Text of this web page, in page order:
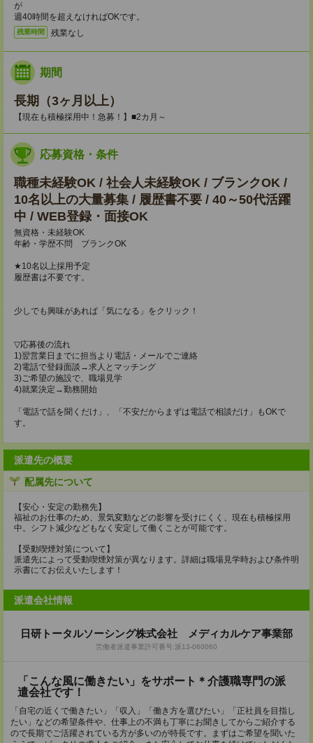
が
週40時間を超えなければOKです。
残業時間 残業なし
期間
長期（3ヶ月以上）
【現在も積極採用中！急募！】■2カ月～
応募資格・条件
職種未経験OK / 社会人未経験OK / ブランクOK /
10名以上の大量募集 / 履歴書不要 / 40～50代活躍
中 / WEB登録・面接OK
無資格・未経験OK
年齢・学歴不問 ブランクOK
★10名以上採用予定
履歴書は不要です。
少しでも興味があれば「気になる」をクリック！
▽応募後の流れ
1)翌営業日までに担当より電話・メールでご連絡
2)電話で登録面談→求人とマッチング
3)ご希望の施設で、職場見学
4)就業決定→勤務開始
「電話で話を聞くだけ」、「不安だからまずは電話で相談だけ」もOKで
す。
派遣先の概要
配属先について
【安心・安定の勤務先】
福祉のお仕事のため、景気変動などの影響を受けにくく、現在も積極採用
中。シフト減少などもなく安定して働くことが可能です。
【受動喫煙対策について】
派遣先によって受動喫煙対策が異なります。詳細は職場見学時および条件明
示書にてお伝えいたします！
派遣会社情報
日研トータルソーシング株式会社 メディカルケア事業部
労働者派遣事業許可番号:派13-060060
「こんな風に働きたい」をサポート＊介護職専門の派
遣会社です！
「自宅の近くで働きたい」「収入」「働き方を選びたい」「正社員を目指し
たい」などの希望条件や、仕事上の不満も丁寧にお聞きしてからご紹介する
ので長期でご活躍されている方が多いのが特長です。まずはご希望を聞いた